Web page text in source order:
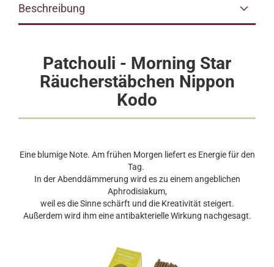
Beschreibung
Patchouli - Morning Star
Räucherstäbchen Nippon
Kodo
Eine blumige Note. Am frühen Morgen liefert es Energie für den
Tag.
In der Abenddämmerung wird es zu einem angeblichen
Aphrodisiakum,
weil es die Sinne schärft und die Kreativität steigert.
Außerdem wird ihm eine antibakterielle Wirkung nachgesagt.